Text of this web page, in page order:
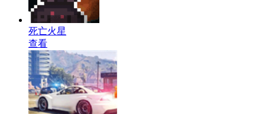
死亡火星
查看